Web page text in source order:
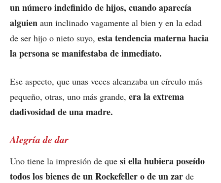
un número indefinido de hijos, cuando aparecía
alguien aun inclinado vagamente al bien y en la edad
de ser hijo o nieto suyo, esta tendencia materna hacia
la persona se manifestaba de inmediato.
Ese aspecto, que unas veces alcanzaba un círculo más
pequeño, otras, uno más grande, era la extrema
dadivosidad de una madre.
Alegría de dar
Uno tiene la impresión de que si ella hubiera poseído
todos los bienes de un Rockefeller o de un zar de